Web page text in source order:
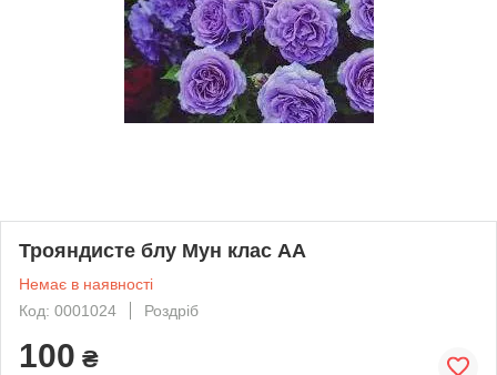
Трояндисте блу Мун клас АА
Немає в наявності
Код: 0001024
Роздріб
100 ₴